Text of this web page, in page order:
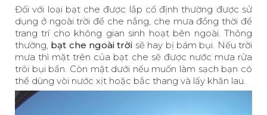
Đối với loại bạt che được lắp cố định thường được sử
dụng ở ngoài trời để che nắng, che mưa đồng thời để
trang trí cho không gian sinh hoạt bên ngoài. Thông
thường, bạt che ngoài trời sẽ hay bị bám bụi. Nếu trời
mưa thì mặt trên của bạt che sẽ được nước mưa rửa
trôi bụi bẩn. Còn mặt dưới nếu muốn làm sạch bạn có
thể dùng vòi nước xịt hoặc bắc thang và lấy khăn lau.